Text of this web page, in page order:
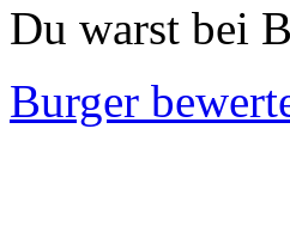
Du warst bei
Burger